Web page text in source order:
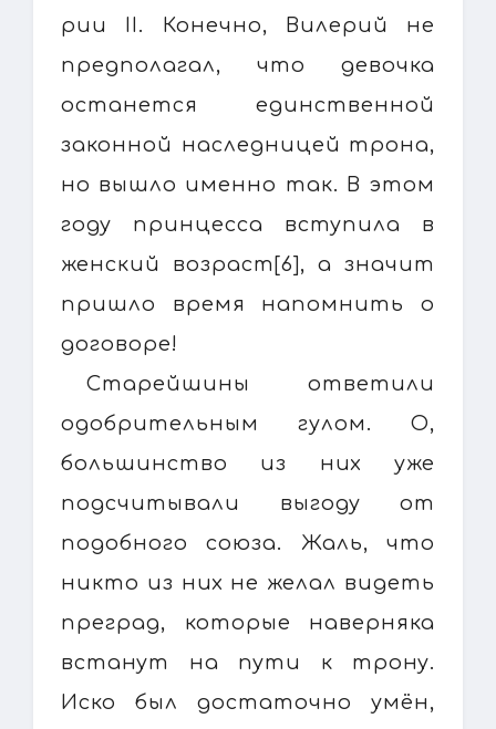
рии II. Конечно, Вилерий не
предполагал, что девочка
останется единственной
законной наследницей трона,
но вышло именно так. В этом
году принцесса вступила в
женский возраст[6], а значит
пришло время напомнить о
договоре!
Старейшины ответили
одобрительным гулом. О,
большинство из них уже
подсчитывали выгоду от
подобного союза. Жаль, что
никто из них не желал видеть
преград, которые наверняка
встанут на пути к трону.
Иско был достаточно умён,